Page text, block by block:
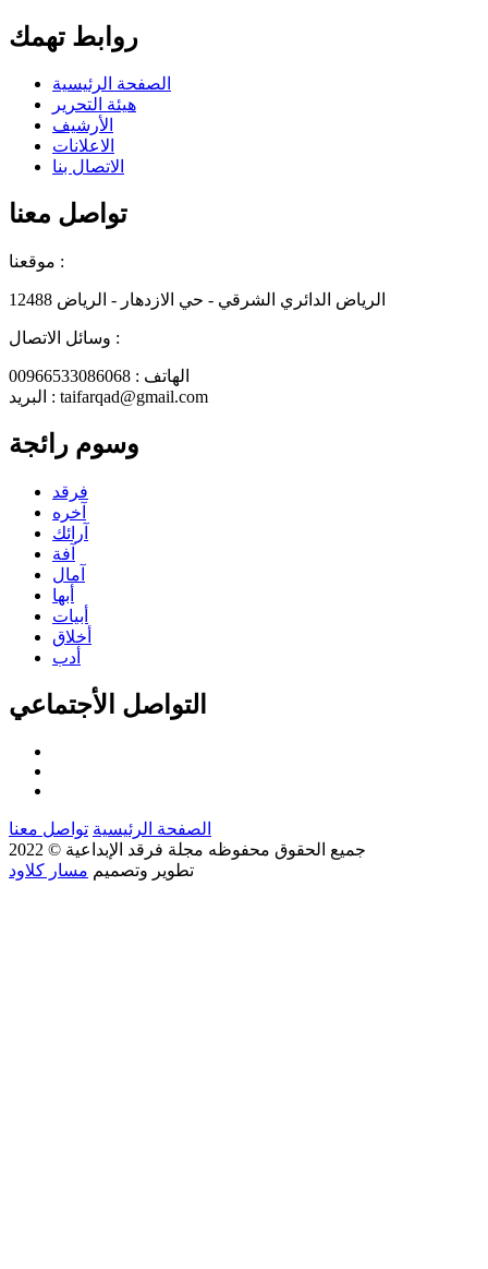
روابط تهمك
الصفحة الرئيسية
هيئة التحرير
الأرشيف
الاعلانات
الاتصال بنا
تواصل معنا
موقعنا :
الرياض الدائري الشرقي - حي الازدهار - الرياض 12488
وسائل الاتصال :
الهاتف : 00966533086068
البريد : taifarqad@gmail.com
وسوم رائجة
فرقد
آخره
آرائك
آفة
آمال
أبها
أبيات
أخلاق
أدب
التواصل الأجتماعي
الصفحة الرئيسية تواصل معنا
جميع الحقوق محفوظه مجلة فرقد الإبداعية © 2022
تطوير وتصميم مسار كلاود